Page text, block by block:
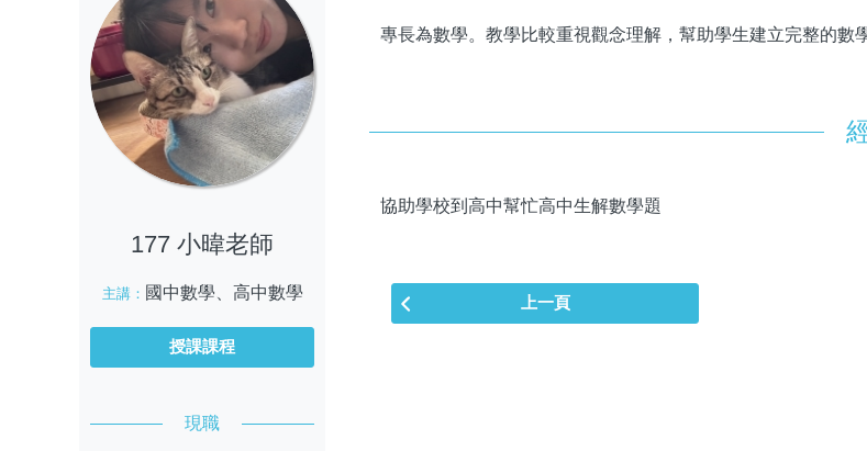
177 小暐老師
主講： 國中數學、高中數學
授課課程
現職
專長為數學。教學比較重視觀念理解，幫助學生建立完整的數
協助學校到高中幫忙高中生解數學題
上一頁